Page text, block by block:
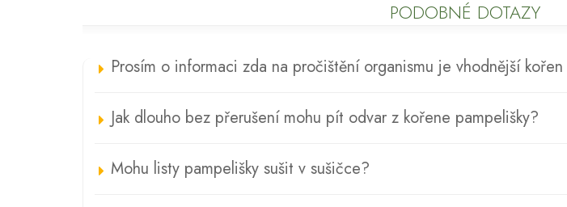
PODOBNÉ DOTAZY
Prosím o informaci zda na pročištění organismu je vhodnější
Jak dlouho bez přerušení mohu pít odvar z kořene pampelišky?
Mohu listy pampelišky sušit v sušičce?